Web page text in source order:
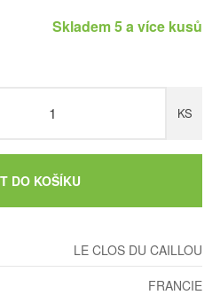
Skladem 5 a více kusů
KS
DO KOŠÍKU
LE CLOS DU CAILLOU
FRANCIE